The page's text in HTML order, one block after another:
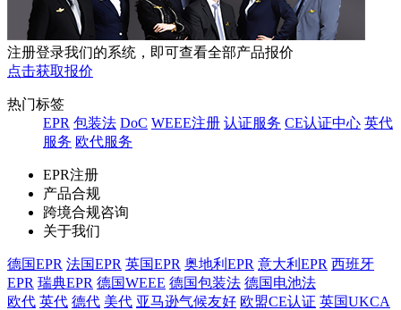
注册登录我们的系统，即可查看全部产品报价
点击获取报价
热门标签
EPR 包装法 DoC WEEE注册 认证服务 CE认证中心 英代
服务 欧代服务
EPR注册
产品合规
跨境合规咨询
关于我们
德国EPR 法国EPR 英国EPR 奥地利EPR 意大利EPR 西班牙
EPR 瑞典EPR 德国WEEE 德国包装法 德国电池法
欧代 英代 德代 美代 亚马逊气候友好 欧盟CE认证 英国UKCA